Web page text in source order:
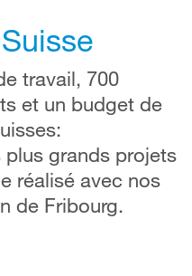
travail, 700
et un budget de
plus grands projets
réalisé avec nos
de Fribourg.